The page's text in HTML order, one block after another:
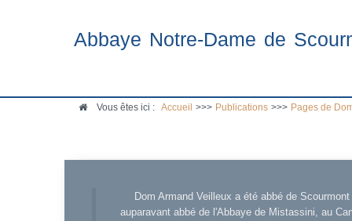
Abbaye Notre-Dame de
Vous êtes ici : Accueil >>> Publications >>> Pages de
Dom Armand Veilleux a été abbé de
auparavant abbé de l'Abbaye de Mistassini, au